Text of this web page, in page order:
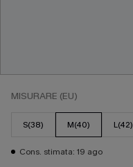
MISURARE (EU)
S(38) M(40) L(42)
Cons. stimata: 19 ago